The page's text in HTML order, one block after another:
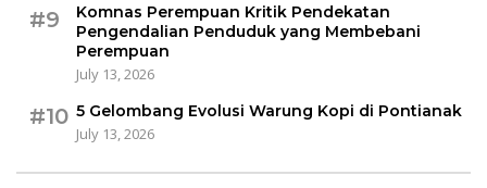
#9
Komnas Perempuan Kritik Pendekatan
Pengendalian Penduduk yang Membebani
Perempuan
July 13, 2026
#10 5 Gelombang Evolusi Warung Kopi di Pontianak
July 13, 2026